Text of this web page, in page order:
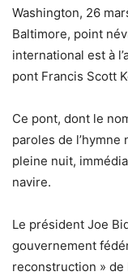
Washington, 26
Baltimore, point
international est à
pont Francis Scott
Ce pont, dont le
paroles de l’hymne
pleine nuit,
navire.
Le président Joe
gouvernement
reconstruction » de